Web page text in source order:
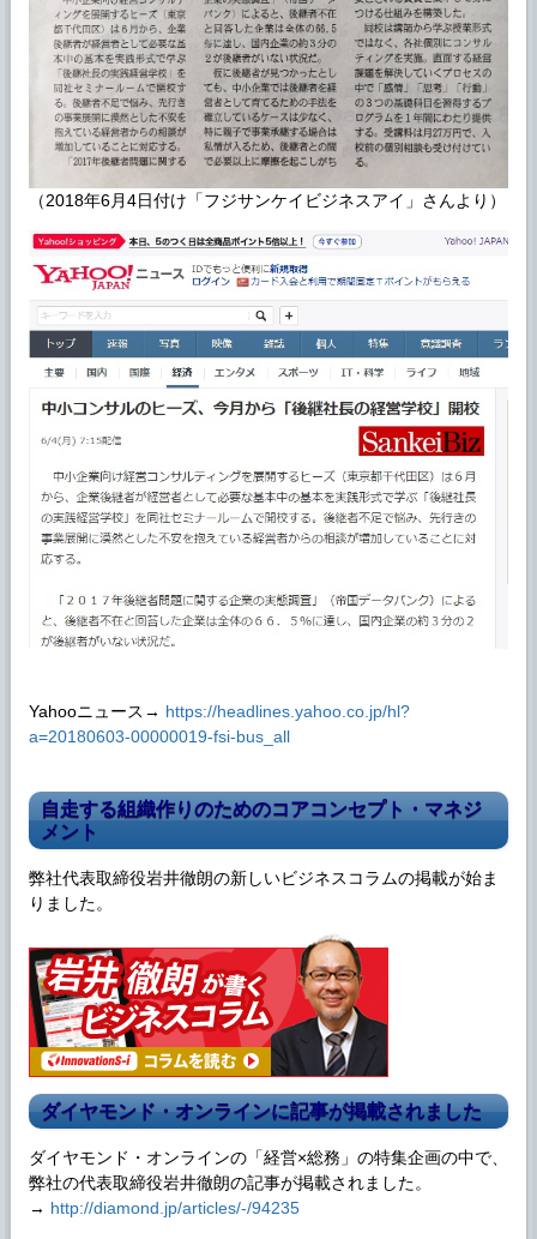
（2018年6月4日付け「フジサンケイビジネスアイ」さんより）
Yahooニュース→ https://headlines.yahoo.co.jp/hl?
a=20180603-00000019-fsi-bus_all
自走する組織作りのためのコアコンセプト・マネジ
メント
弊社代表取締役岩井徹朗の新しいビジネスコラムの掲載が始ま
りました。
ダイヤモンド・オンラインに記事が掲載されました
ダイヤモンド・オンラインの「経営×総務」の特集企画の中で、
弊社の代表取締役岩井徹朗の記事が掲載されました。
→ http://diamond.jp/articles/-/94235